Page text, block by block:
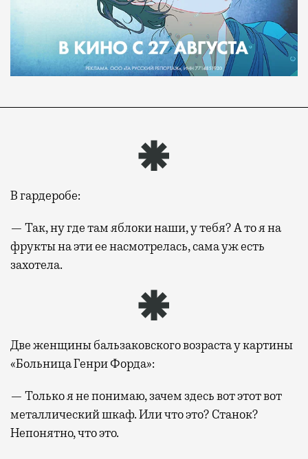
В гардеробе:
— Так, ну где там яблоки наши, у тебя? А то я на
фрукты на эти ее насмотрелась, сама уж есть
захотела.
Две женщины бальзаковского возраста у картины
«Больница Генри Форда»:
— Только я не понимаю, зачем здесь вот этот вот
металлический шкаф. Или что это? Станок?
Непонятно, что это.